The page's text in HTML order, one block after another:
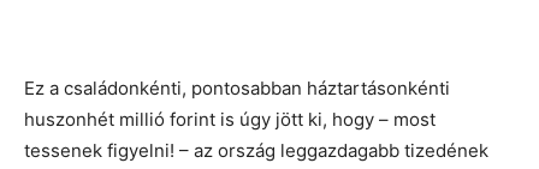
Ez a családonkénti, pontosabban háztartásonkénti
huszonhét millió forint is úgy jött ki, hogy – most
tessenek figyelni! – az ország leggazdagabb tizedének